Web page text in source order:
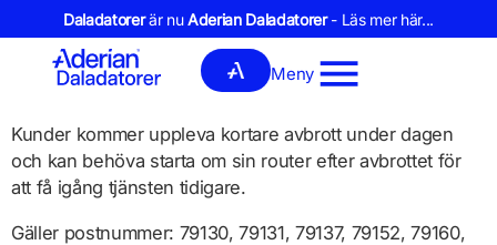
Daladatorerär nuAderian Daladatorer- Läs mer här...
Meny
Kunder kommer uppleva kortare avbrott under dagen
och kan behöva starta om sin router efter avbrottet för
att få igång tjänsten tidigare.
Gäller postnummer: 79130, 79131, 79137, 79152, 79160,